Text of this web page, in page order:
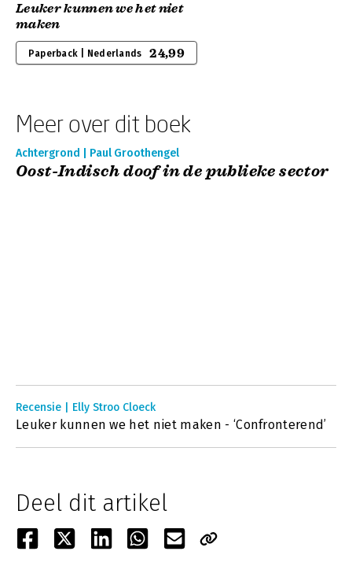
Leuker kunnen we het niet
maken
Paperback | Nederlands 24,99
Meer over dit boek
Achtergrond | Paul Groothengel
Oost-Indisch doof in de publieke sector
Recensie | Elly Stroo Cloeck
Leuker kunnen we het niet maken - ‘Confronterend’
Deel dit artikel